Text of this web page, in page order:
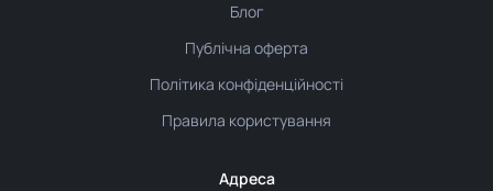
Блог
Публічна оферта
Політика конфіденційності
Правила користування
Адреса